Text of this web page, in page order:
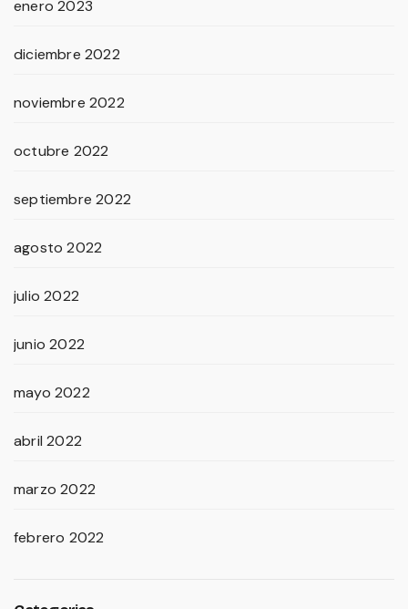
enero 2023
diciembre 2022
noviembre 2022
octubre 2022
septiembre 2022
agosto 2022
julio 2022
junio 2022
mayo 2022
abril 2022
marzo 2022
febrero 2022